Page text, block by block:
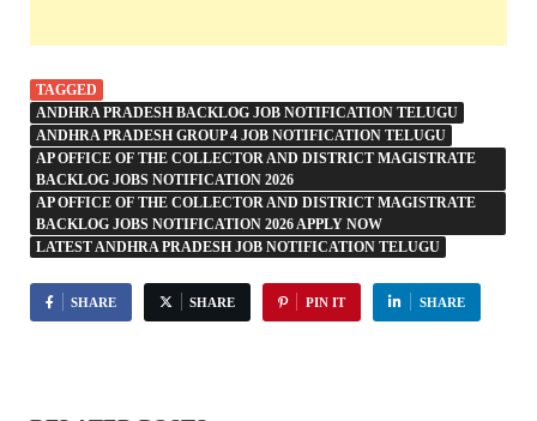
TAGGED
ANDHRA PRADESH BACKLOG JOB NOTIFICATION TELUGU
ANDHRA PRADESH GROUP 4 JOB NOTIFICATION TELUGU
AP OFFICE OF THE COLLECTOR AND DISTRICT MAGISTRATE
BACKLOG JOBS NOTIFICATION 2026
AP OFFICE OF THE COLLECTOR AND DISTRICT MAGISTRATE
BACKLOG JOBS NOTIFICATION 2026 APPLY NOW
LATEST ANDHRA PRADESH JOB NOTIFICATION TELUGU
SHARE SHARE PIN IT SHARE